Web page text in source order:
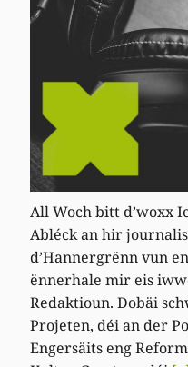
All Woch bitt d’woxx
Abléck an hir
d’Hannergrënn vun
ënnerhale mir eis
Redaktioun. Dobäi
Projeten, déi an der
Engersäits eng